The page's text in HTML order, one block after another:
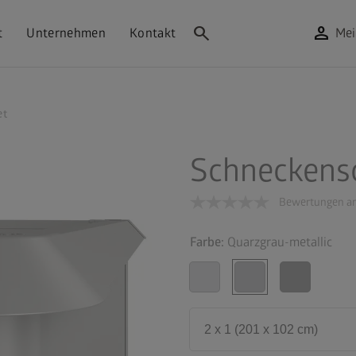
Unternehmen Kontakt search person
Bewertungen
Farbe: Quarzgrau-metallic
2 x 1 (201 x 102 cm)